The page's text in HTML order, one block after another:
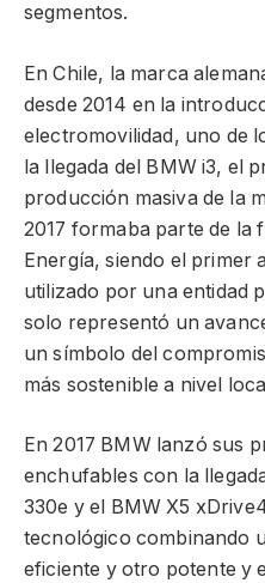
segmentos.
En Chile, la marca
desde 2014 en la
electromovilidad, uno de
la llegada del BMW i3, el
producción masiva de la
2017 formaba parte de la
Energía, siendo el primer
utilizado por una entidad
solo representó un
un símbolo del
más sostenible a nivel
En 2017 BMW lanzó sus
enchufables con la
330e y el BMW X5
tecnológico combinando
eficiente y otro potente y